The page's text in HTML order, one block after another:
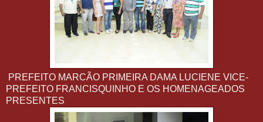
PREFEITO MARCÃO PRIMEIRA DAMA LUCIENE VICE-
PREFEITO FRANCISQUINHO E OS HOMENAGEADOS
PRESENTES